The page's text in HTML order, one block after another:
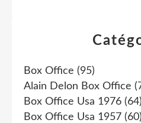
Box Office (95)
Alain Delon Box Office
Box Office Usa 1976 (64)
Box Office Usa 1957 (60)